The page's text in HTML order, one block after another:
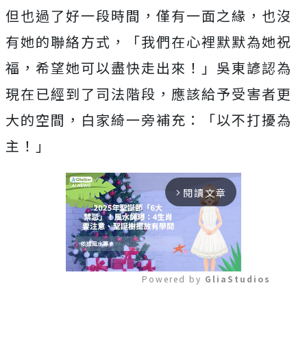
但也過了好一段時間，僅有一面之緣，也沒
有她的聯絡方式，「我們在心裡默默為她祝
福，希望她可以盡快走出來！」吳東諺認為
現在已經到了司法階段，應該給予受害者更
大的空間，白家綺一旁補充：「以不打擾為
主！」
arrow_forward_ios 閱讀文章
Powered by GliaStudios